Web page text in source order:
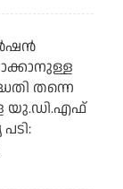
തന്നെ
യു.ഡി.എഫ്